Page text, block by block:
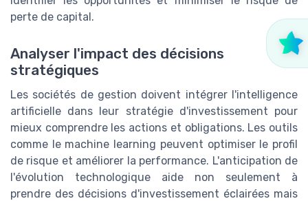
perte de capital.
Analyser l'impact des décisions
stratégiques
Les sociétés de gestion doivent intégrer l'intelligence
artificielle dans leur stratégie d'investissement pour
mieux comprendre les actions et obligations. Les outils
comme le machine learning peuvent optimiser le profil
de risque et améliorer la performance. L'anticipation de
l'évolution technologique aide non seulement à
prendre des décisions d'investissement éclairées mais